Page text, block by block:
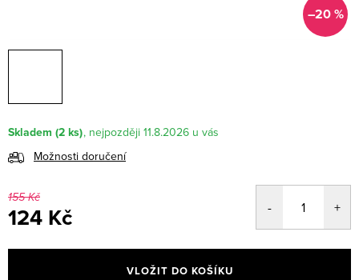
–20 %
Skladem (2 ks)
11.8.2026
Možnosti doručení
155 Kč
124 Kč
cena:
VLOŽIT DO KOŠÍKU